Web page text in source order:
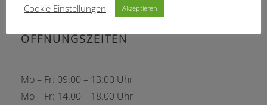
ÖFFNUNGSZEITEN
Mo – Fr: 09:00 – 13:00 Uhr
Mo – Fr: 14.00 – 18.00 Uhr
Cookie Einstellungen
Akzeptieren